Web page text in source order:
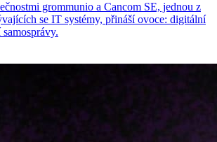
grommunio a Cancom SE, jednou z
se IT systémy, přináší ovoce: digitální